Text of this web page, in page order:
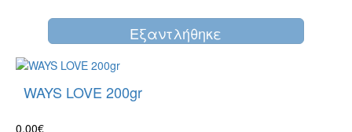
Eξαντλήθηκε
WAYS LOVE 200gr
0,00€